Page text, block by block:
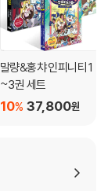
말량&홍챠 인피니티 1
~3권 세트
37,800원
10%